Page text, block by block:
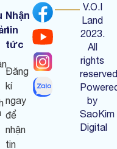
Nhận
tin
tức
Đăng
kí
ngay
để
nhận
tin
V.O.I
Land
2023.
All
rights
by
SaoKim
Digital